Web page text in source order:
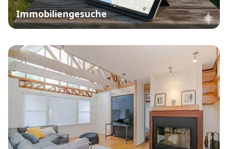
Immobiliengesuche